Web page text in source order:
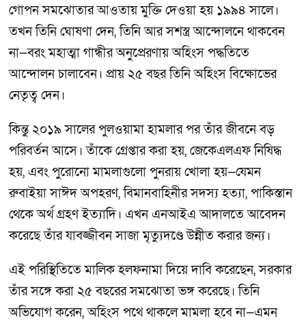
গোপন সমঝোতার আওতায় মুক্তি দেওয়া হয় ১৯৯৪ সালে।
তখন তিনি ঘোষণা দেন, তিনি আর সশস্ত্র আন্দোলনে থাকবেন
না—বরং মহাত্মা গান্ধীর অনুপ্রেরণায় অহিংস পদ্ধতিতে
আন্দোলন চালাবেন। প্রায় ২৫ বছর তিনি অহিংস বিক্ষোভের
নেতৃত্ব দেন।
কিন্তু ২০১৯ সালের পুলওয়ামা হামলার পর তাঁর জীবনে বড়
পরিবর্তন আসে। তাঁকে গ্রেপ্তার করা হয়, জেকেএলএফ নিষিদ্ধ
হয়, এবং পুরোনো মামলাগুলো পুনরায় খোলা হয়—যেমন
রুবাইয়া সাঈদ অপহরণ, বিমানবাহিনীর সদস্য হত্যা, পাকিস্তান
থেকে অর্থ গ্রহণ ইত্যাদি। এখন এনআইএ আদালতে আবেদন
করেছে তাঁর যাবজ্জীবন সাজা মৃত্যুদণ্ডে উন্নীত করার জন্য।
এই পরিস্থিতিতে মালিক হলফনামা দিয়ে দাবি করেছেন, সরকার
তাঁর সঙ্গে করা ২৫ বছরের সমঝোতা ভঙ্গ করেছে। তিনি
অভিযোগ করেন, অহিংস পথে থাকলে মামলা হবে না—এমন